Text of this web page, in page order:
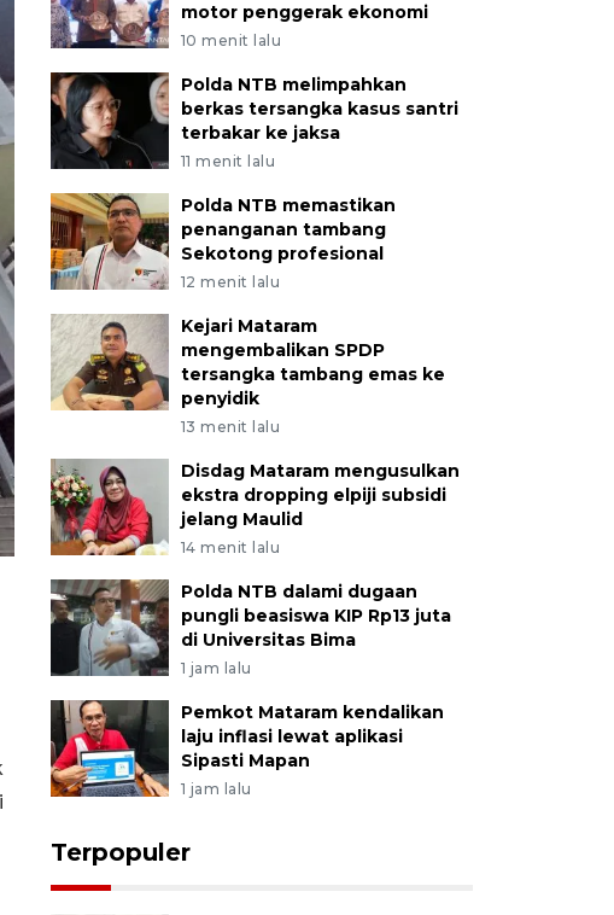
motor penggerak ekonomi
10 menit lalu
Polda NTB melimpahkan
berkas tersangka kasus santri
terbakar ke jaksa
11 menit lalu
Polda NTB memastikan
penanganan tambang
Sekotong profesional
12 menit lalu
Kejari Mataram
mengembalikan SPDP
tersangka tambang emas ke
penyidik
13 menit lalu
Disdag Mataram mengusulkan
ekstra dropping elpiji subsidi
jelang Maulid
14 menit lalu
Polda NTB dalami dugaan
pungli beasiswa KIP Rp13 juta
di Universitas Bima
1 jam lalu
Pemkot Mataram kendalikan
laju inflasi lewat aplikasi
Sipasti Mapan
1 jam lalu
Terpopuler